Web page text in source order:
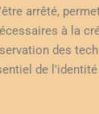
arrêté,
à la
des
de